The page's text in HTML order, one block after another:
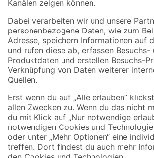
Folge uns
Zahlungsarten Versandarten
Sicher einkaufen
Jetzt die toom-App herunterladen